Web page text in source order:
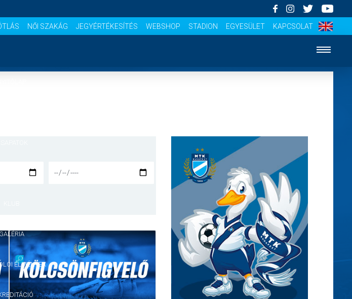
NŐI SZAKÁG JEGYÉRTÉKESÍTÉS WEBSHOP STADION EGYESÜLET KAPCSOLAT
ÉLMÉNYEK